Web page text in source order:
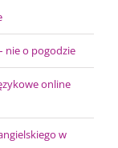
nie o pogodzie
online
w